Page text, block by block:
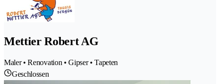
Mettier Robert AG
Maler • Renovation • Gipser • Tapeten
Geschlossen